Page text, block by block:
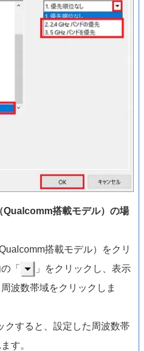
Qualcomm搭載モデル）の場
搭載モデル）をクリ
「
」をクリックし、表示
波数帯域をクリックしま
クすると、設定した周波数帯
す。